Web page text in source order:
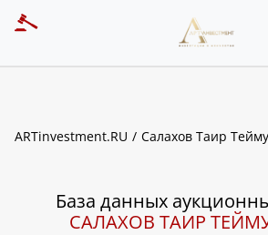
ARTinvestment.RU Салахов Таир
База данных
САЛАХОВ ТАИР